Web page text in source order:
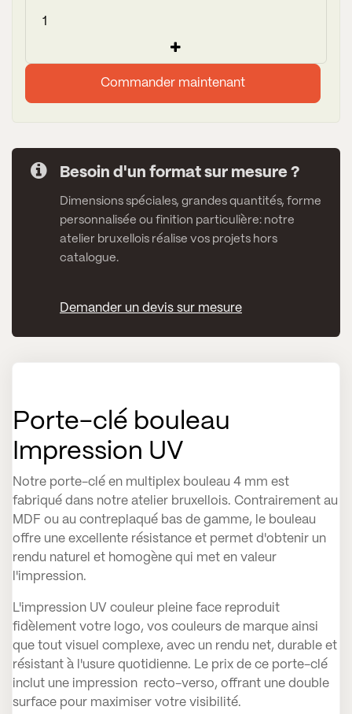
Commander maintenant
Besoin d'un format sur mesure ?
Dimensions spéciales, grandes quantités, forme
personnalisée ou finition particulière: notre
atelier bruxellois réalise vos projets hors
catalogue.
Demander un devis sur mesure
Porte-clé bouleau
Impression UV
Notre porte-clé en multiplex bouleau 4 mm est
fabriqué dans notre atelier bruxellois. Contrairement au
MDF ou au contreplaqué bas de gamme, le bouleau
offre une excellente résistance et permet d'obtenir un
rendu naturel et homogène qui met en valeur
l'impression.
L'impression UV couleur pleine face reproduit
fidèlement votre logo, vos couleurs de marque ainsi
que tout visuel complexe, avec un rendu net, durable et
résistant à l'usure quotidienne. Le prix de ce porte-clé
inclut une impression recto-verso, offrant une double
surface pour maximiser votre visibilité.